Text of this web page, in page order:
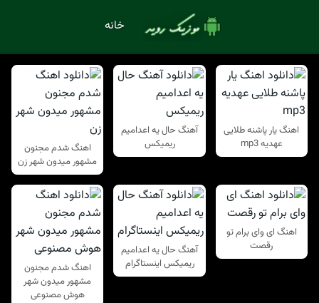
خانه
اهنگ یار پاشنه طلایی
عهدیه mp3
آهنگ حال یه اعدامیم
ریمیکس
اهنگ شدم مجنون
مشهور میدون شهر زن
اهنگ ای وای برام تو
رقصت
آهنگ حال یه اعدامیم
ریمیکس اینستاگرام
اهنگ شدم مجنون
مشهور میدون شهر
هوش مصنوعی